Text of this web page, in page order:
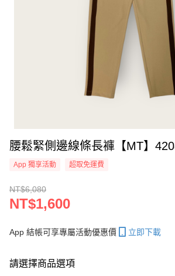
腰鬆緊側邊線條長褲【MT】
App 獨享活動 超取免運費
NT$6,080
NT$1,600
App 結帳可享專屬活動優惠價 立即下載
請選擇商品選項